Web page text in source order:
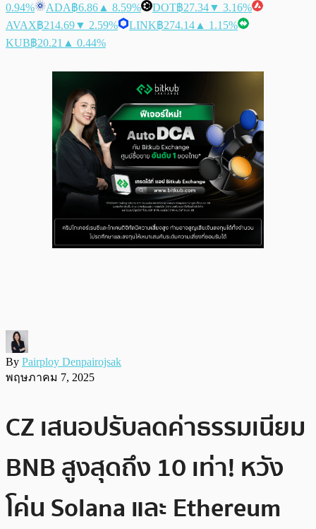
0.94%
ADA฿6.86 ▲ 8.59% DOT฿27.34▼ 3.16%
AVAX฿214.69▼ 2.59% LINK฿274.14 ▲ 1.15%
KUB฿20.21 ▲ 0.44%
By Pairploy Denpairojsak
พฤษภาคม 7, 2025
CZ เสนอปรับลดค่าธรรมเนียม
BNB สูงสุดถึง 10 เท่า! หวัง
โค่น Solana และ Ethereum